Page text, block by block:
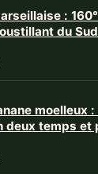
:
du Sud
moelleux
deux temps et